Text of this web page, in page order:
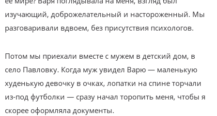
изучающий, доброжелательный и настороженный. Мы
разговаривали вдвоем, без присутствия психологов.
Потом мы приехали вместе с мужем в детский дом, в
село Павловку. Когда муж увидел Варю — маленькую
худенькую девочку в очках, лопатки на спине торчали
из-под футболки — сразу начал торопить меня, чтобы я
скорее оформляла документы.